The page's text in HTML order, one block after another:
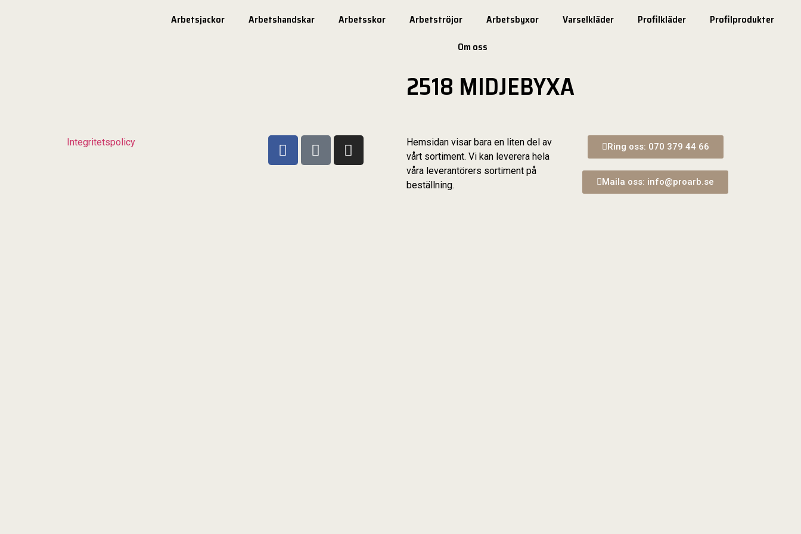
Arbetsjackor Arbetshandskar Arbetsskor Arbetströjor Arbetsbyxor Varselkläder Profilkläder
Profilprodukter
Om oss
2518 MIDJEBYXA
Integritetspolicy
Hemsidan visar bara en liten del av
vårt sortiment. Vi kan leverera hela
våra leverantörers sortiment på
beställning.
Ring oss: 070 379 44 66
Maila oss: info@proarb.se